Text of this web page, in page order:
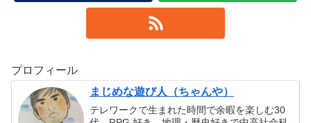
プロフィール
まじめな遊び人（ちゃんや）
テレワークで生まれた時間で余暇を楽しむ30